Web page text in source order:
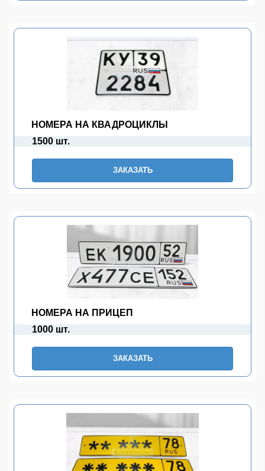
НОМЕРА НА КВАДРОЦИКЛЫ
1500 шт.
ЗАКАЗАТЬ
НОМЕРА НА ПРИЦЕП
1000 шт.
ЗАКАЗАТЬ